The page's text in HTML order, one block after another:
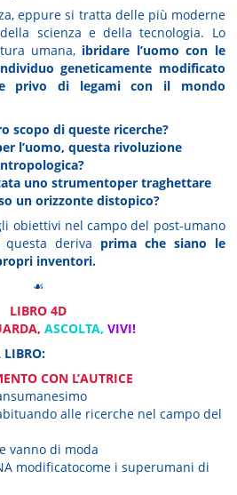
eppure si tratta delle più moderne
scienza e della tecnologia. Lo
umana, ibridare l’uomo con le
geneticamente modificato
privo di legami con il mondo
scopo di queste ricerche?
l’uomo, questa rivoluzione
uno strumentoper traghettare
un orizzonte distopico?
obiettivi nel campo del post-umano
deriva prima che siano le
inventori.
☙
LIBRO 4D
ASCOLTA, VIVI!
LIBRO:
CON L’AUTRICE
alle ricerche nel campo del
vanno di moda
modificatocome i superumani di